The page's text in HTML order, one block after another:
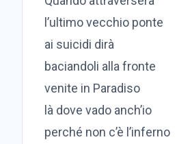
l’ultimo vecchio ponte
ai suicidi dirà
baciandoli alla fronte
venite in Paradiso
là dove vado anch’io
perché non c’è l’inferno